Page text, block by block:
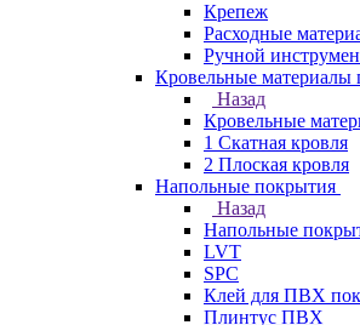
Крепеж
Расходные
Ручной
Кровельные материалы
Назад
Кровельные
1 Скатная кровля
2 Плоская кровля
Напольные покрытия
Назад
Напольные
LVT
SPC
Клей для ПВХ
Плинтус ПВХ